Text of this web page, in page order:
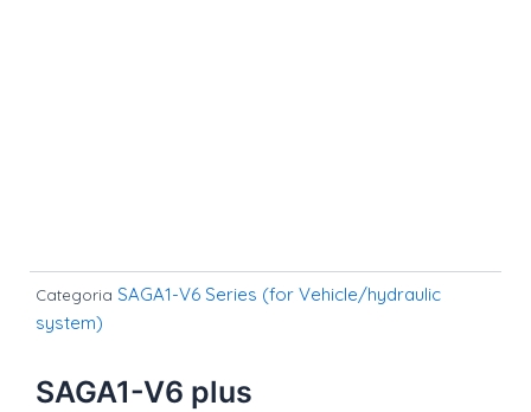
Categoria SAGA1-V6 Series (for Vehicle/hydraulic
system)
SAGA1-V6 plus